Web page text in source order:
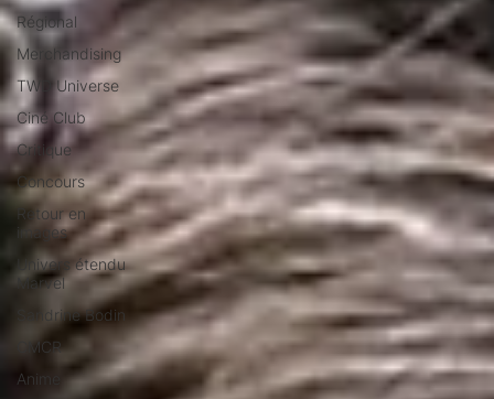
Régional
Merchandising
TWD Universe
Ciné Club
Critique
Concours
Retour en
images
Univers étendu
Marvel
Sandrine Bodin
CMCR
Anime